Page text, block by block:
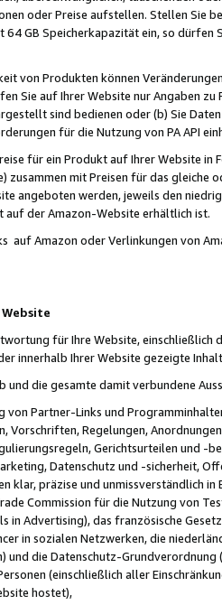
oder Preise aufstellen. Stellen Sie
GB Speicherkapazität ein, so dürfen
von Produkten können
Sie auf Ihrer Website nur Angaben
sind bedienen oder (b) Sie
für die Nutzung von PA API
für ein Produkt auf Ihrer Website
zusammen mit Preisen für das
angeboten werden, jeweils den
auf der Amazon-Website erhältlich ist.
auf Amazon oder Verlinkungen von
für Ihre Website,
innerhalb Ihrer Website gezeigte
und die gesamte damit verbundene
von Partner-Links und
Vorschriften, Regelungen,
Gerichtsurteilen und -
Datenschutz und -sicherheit,
klar, präzise und unmissverständlich
Commission für die Nutzung von
in Advertising), das französische
in sozialen Netzwerken, die
und die Datenschutz-
(einschließlich aller
hostet),